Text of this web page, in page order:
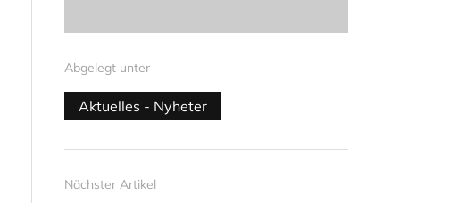
Abgelegt unter
Aktuelles - Nyheter
Nächster Artikel